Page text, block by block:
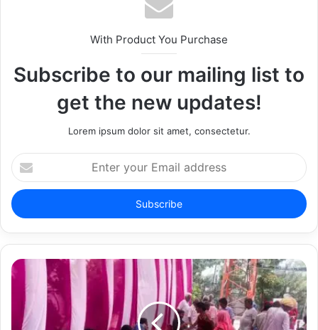
With Product You Purchase
Subscribe to our mailing list to
get the new updates!
Lorem ipsum dolor sit amet, consectetur.
E
n
e
y
u
r